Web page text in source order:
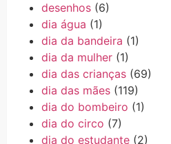
desenhos (6)
dia água (1)
dia da bandeira (1)
dia da mulher (1)
dia das crianças (69)
dia das mães (119)
dia do bombeiro (1)
dia do circo (7)
dia do estudante (2)